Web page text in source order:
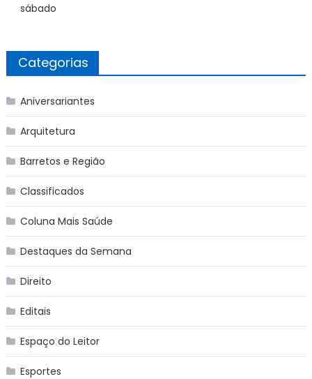
sábado
Categorias
Aniversariantes
Arquitetura
Barretos e Região
Classificados
Coluna Mais Saúde
Destaques da Semana
Direito
Editais
Espaço do Leitor
Esportes